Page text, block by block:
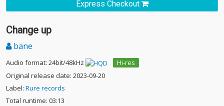
Express Checkout
Change up
bane
Audio format: 24bit/48kHz
Hi-res
Original release date: 2023-09-20
Label: Rure records
Total runtime: 03:13